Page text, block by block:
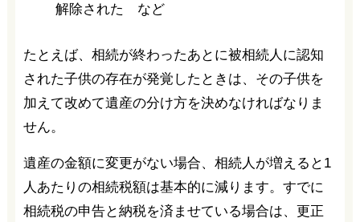
解除された など
たとえば、相続が終わったあとに被相続人に認知
された子供の存在が発覚したときは、その子供を
加えて改めて遺産の分け方を決めなければなりま
せん。
遺産の金額に変更がない場合、相続人が増えると1
人あたりの相続税額は基本的に減ります。すでに
相続税の申告と納税を済ませている場合は、更正